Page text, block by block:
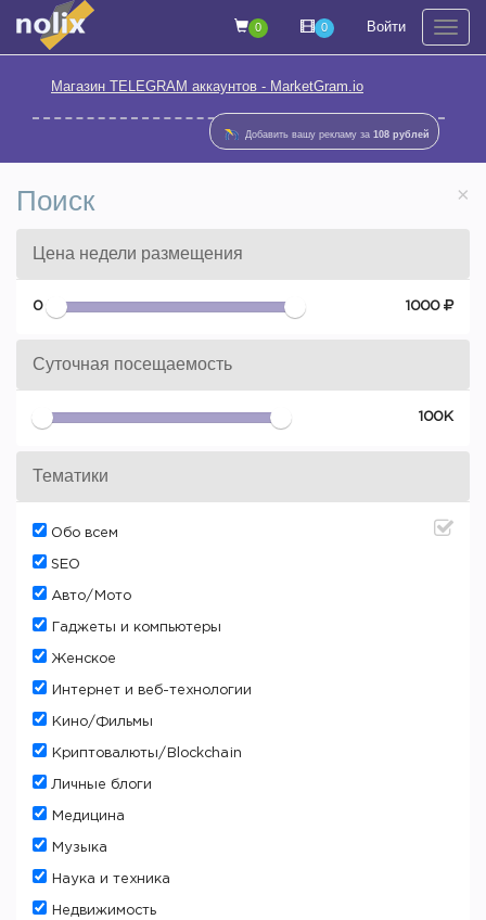
0 0 Войти
Магазин TELEGRAM аккаунтов - MarketGram.io
Добавить вашу рекламу за108 рублей
×
Поиск
Цена недели размещения
0 1000
Суточная посещаемость
100К
Тематики
Oбо всем
SEO
Авто/Мото
Гаджеты и компьютеры
Женское
Интернет и веб-технологии
Кино/Фильмы
Криптовалюты/Blockchain
Личные блоги
Медицина
Музыка
Наука и техника
Недвижимость